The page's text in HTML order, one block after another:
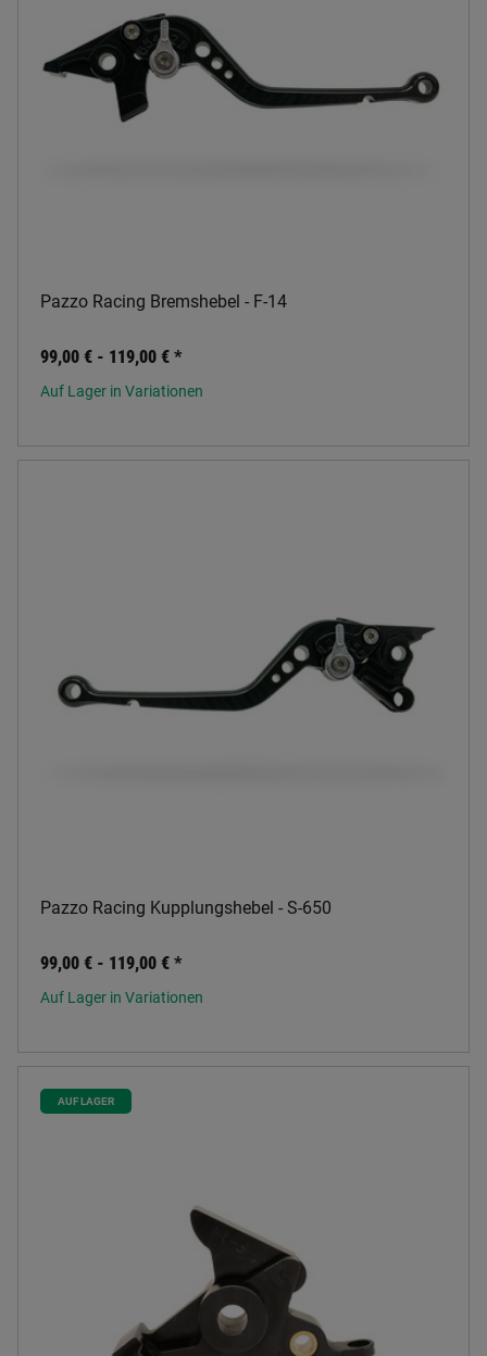
Pazzo Racing Bremshebel - F-14
99,00 € - 119,00 € *
Auf Lager in Variationen
Pazzo Racing Kupplungshebel - S-650
99,00 € - 119,00 € *
Auf Lager in Variationen
AUF LAGER